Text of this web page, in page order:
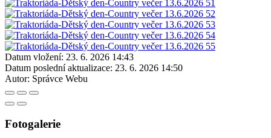
Datum vložení: 23. 6. 2026 14:43
Datum poslední aktualizace: 23. 6. 2026 14:50
Autor: Správce Webu
Fotogalerie